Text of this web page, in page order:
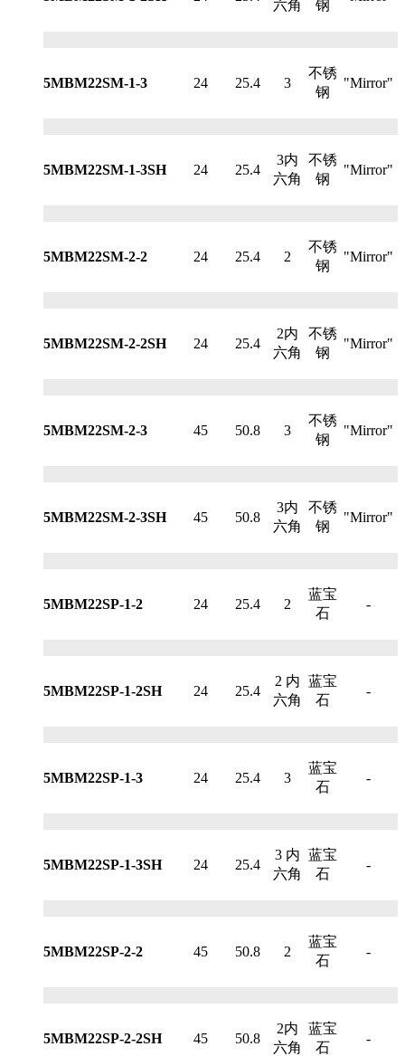
六角 钢
5MBM22SM-1-3 24 25.4 3
不锈
钢
"Mirror"
5MBM22SM-1-3SH 24 25.4
3内
六角
不锈
钢
"Mirror"
5MBM22SM-2-2 24 25.4 2
不锈
钢
"Mirror"
5MBM22SM-2-2SH 24 25.4
2内
六角
不锈
钢
"Mirror"
5MBM22SM-2-3 45 50.8 3
不锈
钢
"Mirror"
5MBM22SM-2-3SH 45 50.8
3内
六角
不锈
钢
"Mirror"
5MBM22SP-1-2 24 25.4 2
蓝宝
石
-
5MBM22SP-1-2SH 24 25.4
2 内
六角
蓝宝
石
-
5MBM22SP-1-3 24 25.4 3
蓝宝
石
-
5MBM22SP-1-3SH 24 25.4
3 内
六角
蓝宝
石
-
5MBM22SP-2-2 45 50.8 2
蓝宝
石
-
5MBM22SP-2-2SH 45 50.8
2内
六角
蓝宝
石
-